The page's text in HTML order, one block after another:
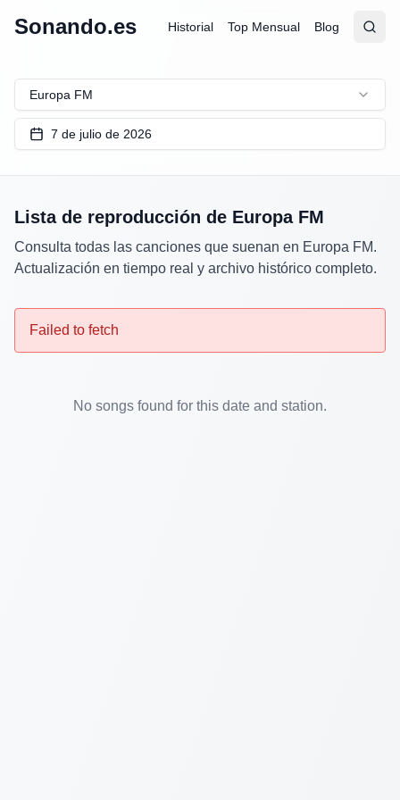
Sonando.es Historial Top Mensual Blog
Abrir
Europa FM
7 de julio de 2026
Lista de reproducción de Europa FM
Consulta todas las canciones que suenan en Europa FM.
Actualización en tiempo real y archivo histórico completo.
Failed to fetch
No songs found for this date and station.